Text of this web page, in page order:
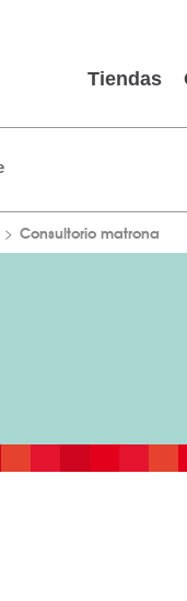
Tiendas
Consultorio matrona